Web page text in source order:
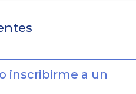
inscribirme a un